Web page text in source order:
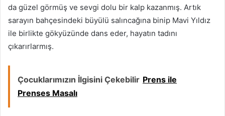
da güzel görmüş ve sevgi dolu bir kalp kazanmış. Artık
sarayın bahçesindeki büyülü salıncağına binip Mavi Yıldız
ile birlikte gökyüzünde dans eder, hayatın tadını
çıkarırlarmış.
Çocuklarımızın İlgisini Çekebilir Prens ile
Prenses Masalı